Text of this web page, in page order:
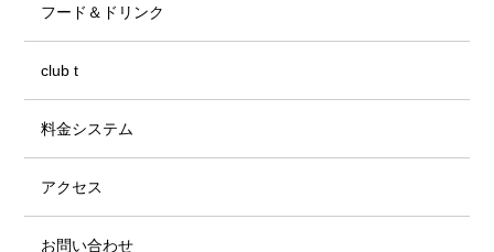
フード＆ドリンク
club t
料金システム
アクセス
お問い合わせ